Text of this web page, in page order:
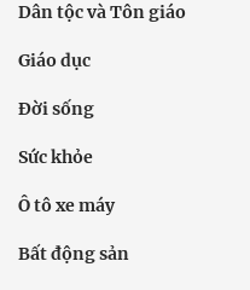
Dân tộc và Tôn giáo
Giáo dục
Đời sống
Sức khỏe
Ô tô xe máy
Bất động sản